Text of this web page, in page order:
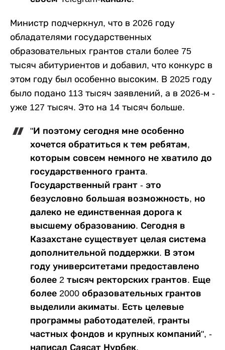
Министр подчеркнул, что в 2026 году
обладателями государственных
образовательных грантов стали более 75
тысяч абитуриентов и добавил, что конкурс в
этом году был особенно высоким. В 2025 году
было подано 113 тысяч заявлений, а в 2026-м -
уже 127 тысяч. Это на 14 тысяч больше.
"И поэтому сегодня мне особенно
хочется обратиться к тем ребятам,
которым совсем немного не хватило до
государственного гранта.
Государственный грант - это
безусловно большая возможность, но
далеко не единственная дорога к
высшему образованию. Сегодня в
Казахстане существует целая система
дополнительной поддержки. В этом
году университетами предоставлено
более 2 тысяч ректорских грантов. Еще
более 2000 образовательных грантов
выделили акиматы. Есть целевые
программы работодателей, гранты
частных фондов и крупных компаний", -
написал Саясат Нурбек.